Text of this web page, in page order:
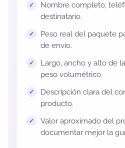
Nombre completo,
destinatario.
Peso real del paquete
de envío.
Largo, ancho y alto de
peso volumétrico.
Descripción clara del
producto.
Valor aproximado del
documentar mejor la